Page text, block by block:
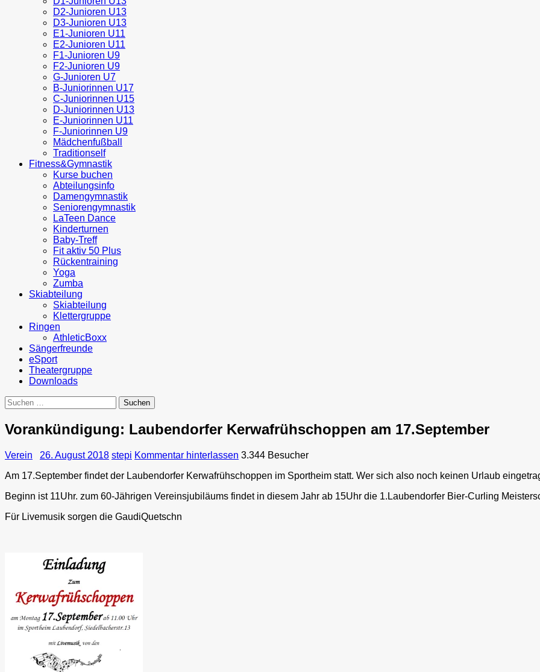
D2-Junioren U13
D3-Junioren U13
E1-Junioren U11
E2-Junioren U11
F1-Junioren U9
F2-Junioren U9
G-Junioren U7
B-Juniorinnen U17
C-Juniorinnen U15
D-Juniorinnen U13
E-Juniorinnen U11
F-Juniorinnen U9
Mädchenfußball
Traditionself
Fitness&Gymnastik
Kurse buchen
Abteilungsinfo
Damengymnastik
Seniorengymnastik
LaTeen Dance
Kinderturnen
Baby-Treff
Fit aktiv 50 Plus
Rückentraining
Yoga
Zumba
Skiabteilung
Skiabteilung
Klettergruppe
Ringen
AthleticBoxx
Sängerfreunde
eSport
Theatergruppe
Downloads
Suchen
nach:
Vorankündigung: Laubendorfer Kerwafrühschoppen am 17.September
Verein 26. August 2018 stepi Kommentar hinterlassen 3.344 Besucher
Am 17.September findet der Laubendorfer Kerwafrühschoppen im Sportheim statt. Wer sich also noch keinen Urlaub
Beginn ist 11Uhr. zum 60-Jährigen Vereinsjubiläums findet in diesem Jahr ab 15Uhr die 1.Laubendorfer Bier-Curling
Für Livemusik sorgen die GaudiQuetschn